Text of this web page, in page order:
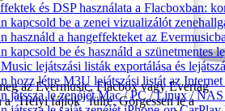
és DSP használata a Flacboxban:
kapcsold be a zenei vizualizálót
használd a hangeffekteket az
kapcsold be és használd a szünetmentes
lejátszási listák exportálása és
hozz létre M3U lejátszási listát az
játssza le zenéjét Mac / PC / Linux /
az Evermusic, Flacbox vagy Evertag
a “Helyi fájlok” fülre. Görgessen le a